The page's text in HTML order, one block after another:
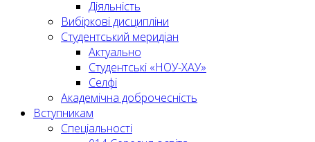
Діяльність
Вибіркові дисципліни
Студентський меридіан
Актуально
Студентські «НОУ-ХАУ»
Селфі
Академічна доброчесність
Вступникам
Спеціальності